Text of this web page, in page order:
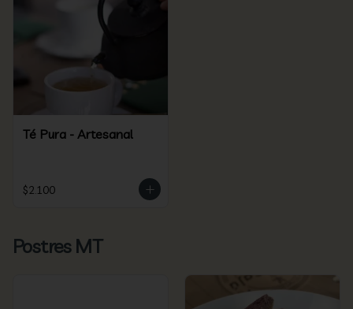
Té Pura - Artesanal
$2.100
Postres MT